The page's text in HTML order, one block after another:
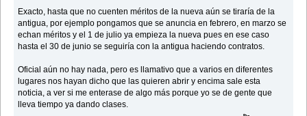
Exacto, hasta que no cuenten méritos de la nueva aún se tiraría de la
antigua, por ejemplo pongamos que se anuncia en febrero, en marzo se
echan méritos y el 1 de julio ya empieza la nueva pues en ese caso
hasta el 30 de junio se seguiría con la antigua haciendo contratos.
Oficial aún no hay nada, pero es llamativo que a varios en diferentes
lugares nos hayan dicho que las quieren abrir y encima sale esta
noticia, a ver si me enterase de algo más porque yo se de gente que
lleva tiempo ya dando clases.